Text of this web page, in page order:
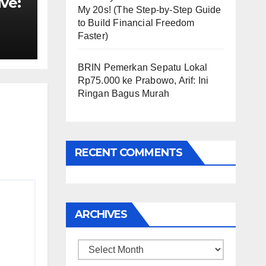
My 20s! (The Step-by-Step Guide
to Build Financial Freedom
Faster)
BRIN Pemerkan Sepatu Lokal
Rp75.000 ke Prabowo, Arif: Ini
Ringan Bagus Murah
RECENT COMMENTS
ARCHIVES
Archives